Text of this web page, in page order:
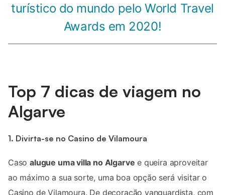
turístico do mundo pelo World Travel
Awards em 2020!
Top 7 dicas de viagem no
Algarve
1. Divirta-se no Casino de Vilamoura
Casoalugue uma villa no Algarve e queira aproveitar
ao máximo a sua sorte, uma boa opção será visitar o
Casino de Vilamoura. De decoração vanguardista, com